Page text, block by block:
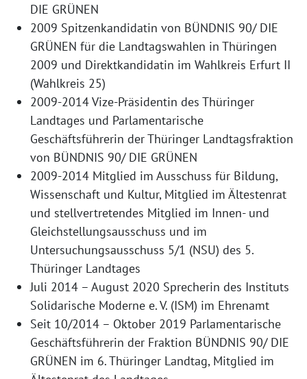
DIE GRÜNEN
2009 Spitzenkandidatin von BÜNDNIS 90/ DIE
GRÜNEN für die Landtagswahlen in Thüringen
2009 und Direktkandidatin im Wahlkreis Erfurt II
(Wahlkreis 25)
2009-2014 Vize-Präsidentin des Thüringer
Landtages und Parlamentarische
Geschäftsführerin der Thüringer Landtagsfraktion
von BÜNDNIS 90/ DIE GRÜNEN
2009-2014 Mitglied im Ausschuss für Bildung,
Wissenschaft und Kultur, Mitglied im Ältestenrat
und stellvertretendes Mitglied im Innen- und
Gleichstellungsausschuss und im
Untersuchungsausschuss 5/1 (NSU) des 5.
Thüringer Landtages
Juli 2014 – August 2020 Sprecherin des Instituts
Solidarische Moderne e. V. (ISM) im Ehrenamt
Seit 10/2014 – Oktober 2019 Parlamentarische
Geschäftsführerin der Fraktion BÜNDNIS 90/ DIE
GRÜNEN im 6. Thüringer Landtag, Mitglied im